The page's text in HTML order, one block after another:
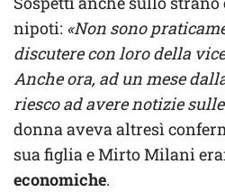
nipoti: «Non sono
discutere con loro della
Anche ora, ad un mese
riesco ad avere notizie
donna aveva altresì
sua figlia e Mirto Milani
economiche.